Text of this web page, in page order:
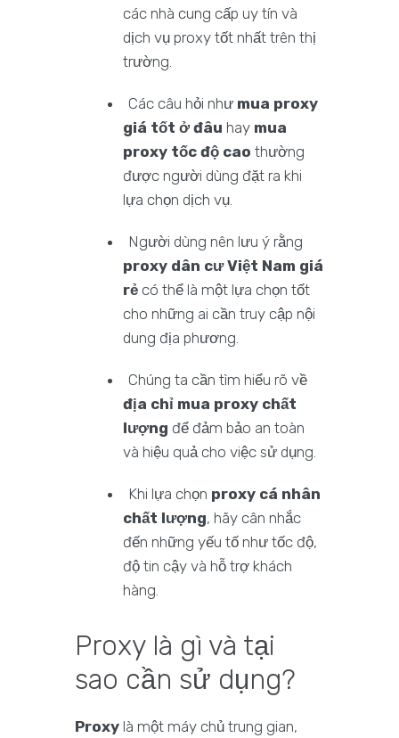
các nhà cung cấp uy tín và
dịch vụ proxy tốt nhất trên thị
trường.
Các câu hỏi như mua proxy
giá tốt ở đâu hay mua
proxy tốc độ cao thường
được người dùng đặt ra khi
lựa chọn dịch vụ.
Người dùng nên lưu ý rằng
proxy dân cư Việt Nam giá
rẻ có thể là một lựa chọn tốt
cho những ai cần truy cập nội
dung địa phương.
Chúng ta cần tìm hiểu rõ về
địa chỉ mua proxy chất
lượng để đảm bảo an toàn
và hiệu quả cho việc sử dụng.
Khi lựa chọn proxy cá nhân
chất lượng, hãy cân nhắc
đến những yếu tố như tốc độ,
độ tin cậy và hỗ trợ khách
hàng.
Proxy là gì và tại
sao cần sử dụng?
Proxy là một máy chủ trung gian,